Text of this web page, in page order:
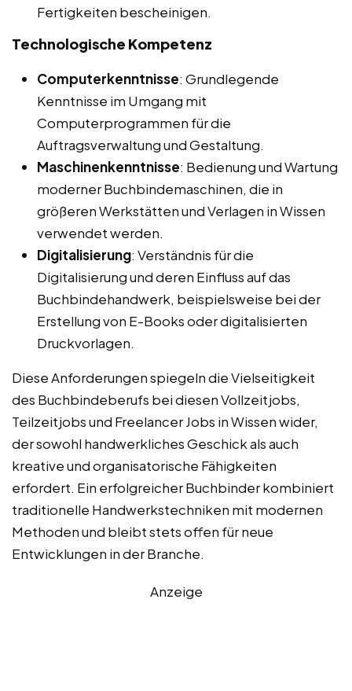
Fertigkeiten bescheinigen.
Technologische Kompetenz
Computerkenntnisse: Grundlegende
Kenntnisse im Umgang mit
Computerprogrammen für die
Auftragsverwaltung und Gestaltung.
Maschinenkenntnisse: Bedienung und Wartung
moderner Buchbindemaschinen, die in
größeren Werkstätten und Verlagen in Wissen
verwendet werden.
Digitalisierung: Verständnis für die
Digitalisierung und deren Einfluss auf das
Buchbindehandwerk, beispielsweise bei der
Erstellung von E-Books oder digitalisierten
Druckvorlagen.
Diese Anforderungen spiegeln die Vielseitigkeit
des Buchbindeberufs bei diesen Vollzeitjobs,
Teilzeitjobs und Freelancer Jobs in Wissen wider,
der sowohl handwerkliches Geschick als auch
kreative und organisatorische Fähigkeiten
erfordert. Ein erfolgreicher Buchbinder kombiniert
traditionelle Handwerkstechniken mit modernen
Methoden und bleibt stets offen für neue
Entwicklungen in der Branche.
Anzeige